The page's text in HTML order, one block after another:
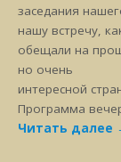
заседания
нашу встречу,
обещали на
но очень
интересной
Программа
Читать далее